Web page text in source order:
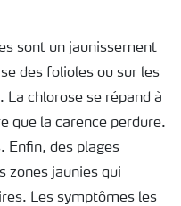
sont un jaunissement
des folioles ou sur les
La chlorose se répand à
que la carence perdure.
Enfin, des plages
zones jaunies qui
Les symptômes les